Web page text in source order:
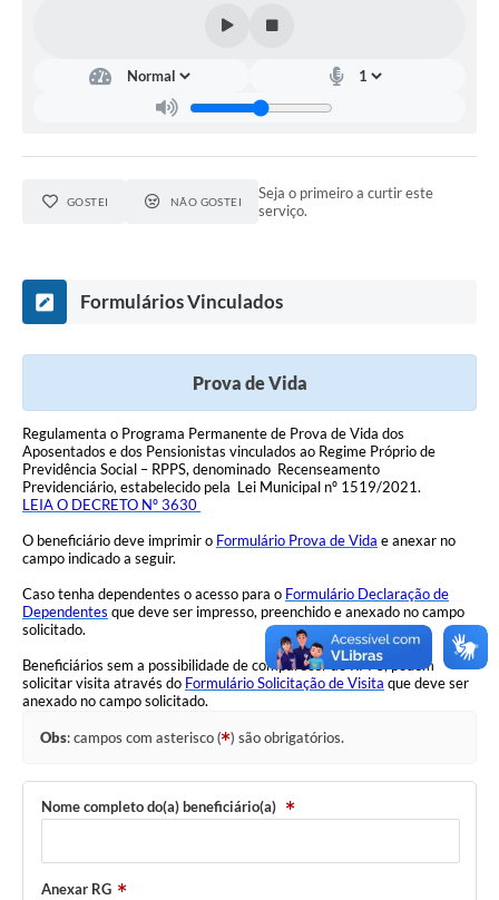
GOSTEI NÃO GOSTEI
Seja o primeiro a curtir este
serviço.
Formulários Vinculados
Prova de Vida
Regulamenta o Programa Permanente de Prova de Vida dos
Aposentados e dos Pensionistas vinculados ao Regime Próprio de
Previdência Social – RPPS, denominado Recenseamento
Previdenciário, estabelecido pela Lei Municipal nº 1519/2021.
LEIA O DECRETO Nº 3630
O beneficiário deve imprimir o Formulário Prova de Vida e anexar no
campo indicado a seguir.
Caso tenha dependentes o acesso para o Formulário Declaração de
Dependentes que deve ser impresso, preenchido e anexado no campo
solicitado.
Beneficiários sem a possibilidade de comparecer ao RPPS, podem
solicitar visita através do Formulário Solicitação de Visita que deve ser
anexado no campo solicitado.
Obs: campos com asterisco ( ) são obrigatórios.
Nome completo do(a) beneficiário(a)
Anexar RG